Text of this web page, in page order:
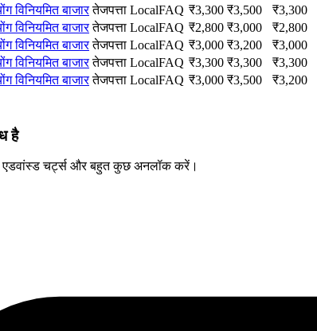
विनियमित बाजार तेजपत्ता LocalFAQ ₹3,300 ₹3,500 ₹3,300
विनियमित बाजार तेजपत्ता LocalFAQ ₹2,800 ₹3,000 ₹2,800
विनियमित बाजार तेजपत्ता LocalFAQ ₹3,000 ₹3,200 ₹3,000
विनियमित बाजार तेजपत्ता LocalFAQ ₹3,300 ₹3,300 ₹3,300
विनियमित बाजार तेजपत्ता LocalFAQ ₹3,000 ₹3,500 ₹3,200
है
एडवांस्ड चर्ट्स और बहुत कुछ अनलॉक करें।